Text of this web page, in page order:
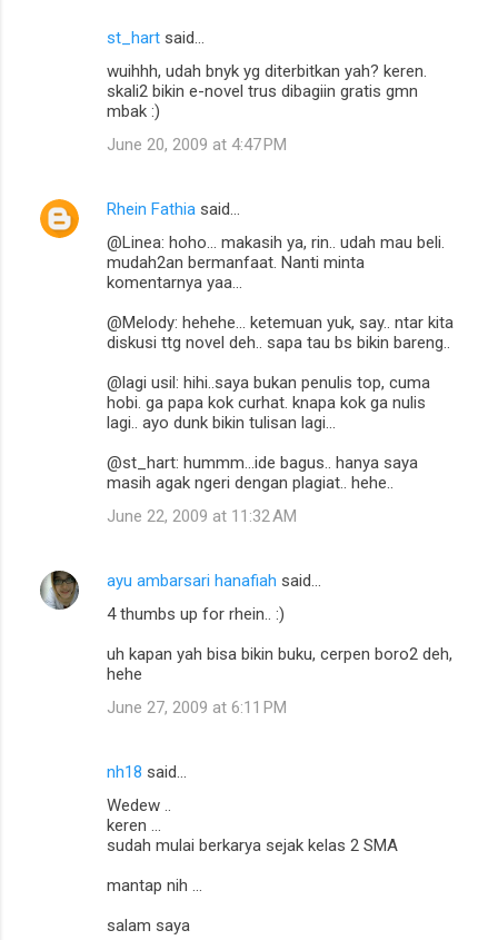
st_hart said…
wuihhh, udah bnyk yg diterbitkan yah? keren.
skali2 bikin e-novel trus dibagiin gratis gmn
mbak :)
June 20, 2009 at 4:47 PM
Rhein Fathia said…
@Linea: hoho... makasih ya, rin.. udah mau beli.
mudah2an bermanfaat. Nanti minta
komentarnya yaa...
@Melody: hehehe... ketemuan yuk, say.. ntar kita
diskusi ttg novel deh.. sapa tau bs bikin bareng..
@lagi usil: hihi..saya bukan penulis top, cuma
hobi. ga papa kok curhat. knapa kok ga nulis
lagi.. ayo dunk bikin tulisan lagi...
@st_hart: hummm...ide bagus.. hanya saya
masih agak ngeri dengan plagiat.. hehe..
June 22, 2009 at 11:32 AM
ayu ambarsari hanafiah said…
4 thumbs up for rhein.. :)
uh kapan yah bisa bikin buku, cerpen boro2 deh,
hehe
June 27, 2009 at 6:11 PM
nh18 said…
Wedew ..
keren ...
sudah mulai berkarya sejak kelas 2 SMA
mantap nih ...
salam saya